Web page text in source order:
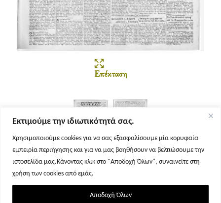
Εκτιμούμε την ιδιωτικότητά σας.
Χρησιμοποιούμε cookies για να σας εξασφαλίσουμε μία κορυφαία
εμπειρία περιήγησης και για να μας βοηθήσουν να βελτιώσουμε την
ιστοσελίδα μας.Κάνοντας κλικ στο "Αποδοχή Όλων", συναινείτε στη
χρήση των cookies από εμάς.
Αποδοχή Όλων
Επέκταση
Σελίδα 1 Σελίδα 2